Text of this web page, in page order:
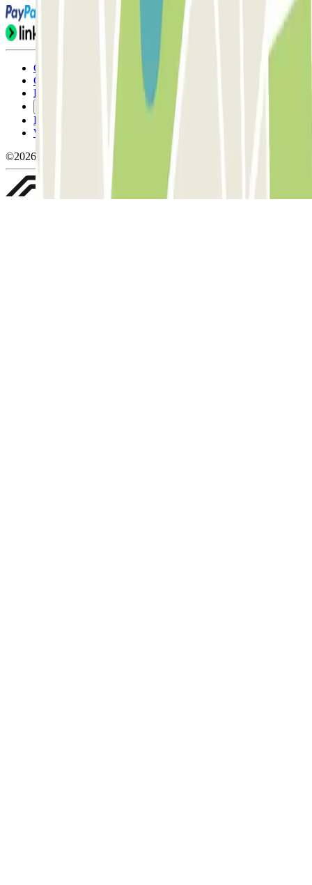
Condicions d'ús i contratació
Condicions de cancel-lació
Política de cookies
Gestiona les galetes
Política de privacitat
Whistleblowing
©2026 Parclick. All rights reserved